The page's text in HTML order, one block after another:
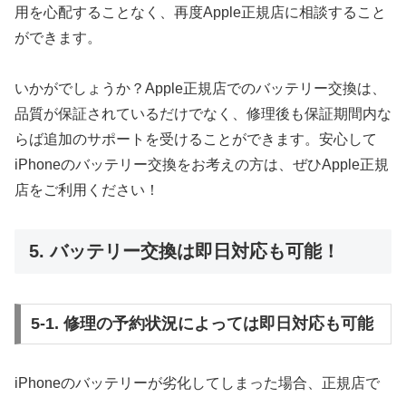
用を心配することなく、再度Apple正規店に相談すること
ができます。
いかがでしょうか？Apple正規店でのバッテリー交換は、
品質が保証されているだけでなく、修理後も保証期間内な
らば追加のサポートを受けることができます。安心して
iPhoneのバッテリー交換をお考えの方は、ぜひApple正規
店をご利用ください！
5. バッテリー交換は即日対応も可能！
5-1. 修理の予約状況によっては即日対応も可能
iPhoneのバッテリーが劣化してしまった場合、正規店で